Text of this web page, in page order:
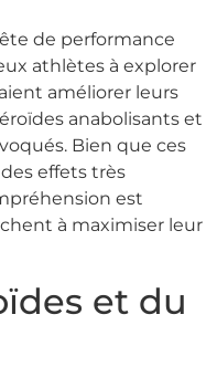
de performance
athlètes à explorer
améliorer leurs
anabolisants et
Bien que ces
effets très
est
à maximiser leur
et du